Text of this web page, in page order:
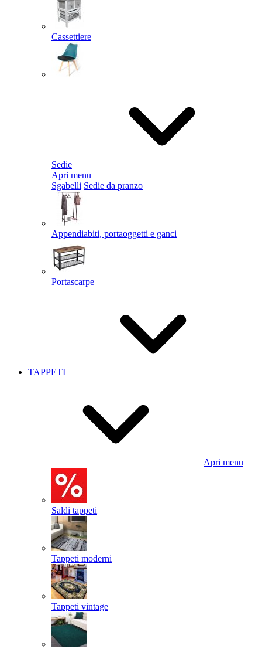
Cassettiere
Sedie
Apri menu
Sgabelli Sedie da pranzo
Appendiabiti, portaoggetti e ganci
Portascarpe
TAPPETI
Apri menu
Saldi tappeti
Tappeti moderni
Tappeti vintage